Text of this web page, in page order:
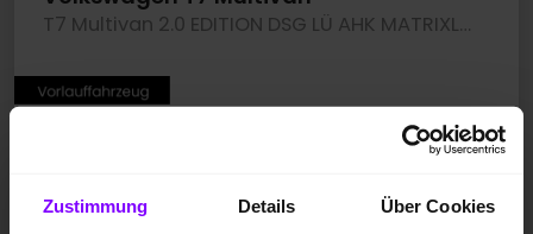
Zustimmung Details Über Cookies
T7 Multivan 2.0 EDITION DSG LÜ AHK MATRIXLED CAM